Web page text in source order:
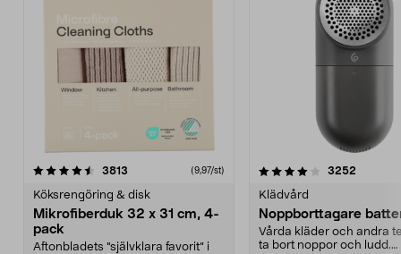
3813 (9,97/st)
Köksrengöring & disk
Mikrofiberduk 32 x 31 cm, 4-
pack
Aftonbladets "självklara favorit” i
4.0av 5 stjärnor 3252
Klädvård
Noppborttagare
Vårda kläder och andra
ta bort noppor och ludd.
4.5av 5 stjärnor